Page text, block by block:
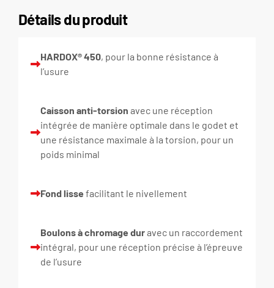
Détails du produit
HARDOX® 450, pour la bonne résistance à
l’usure
Caisson anti-torsion avec une réception
intégrée de manière optimale dans le godet et
une résistance maximale à la torsion, pour un
poids minimal
Fond lisse facilitant le nivellement
Boulons à chromage duravec un raccordement
intégral, pour une réception précise à l’épreuve
de l’usure